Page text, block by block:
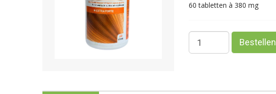
60 tabletten à 380 mg
Bestellen